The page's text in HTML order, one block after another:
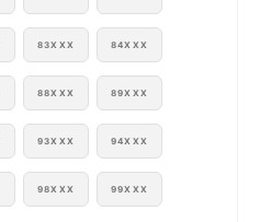
83XXX 84XXX
88XXX 89XXX
93XXX 94XXX
98XXX 99XXX